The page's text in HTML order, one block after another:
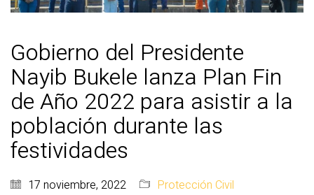
Gobierno del Presidente
Nayib Bukele lanza Plan Fin
de Año 2022 para asistir a la
población durante las
festividades
17 noviembre, 2022 Protección Civil